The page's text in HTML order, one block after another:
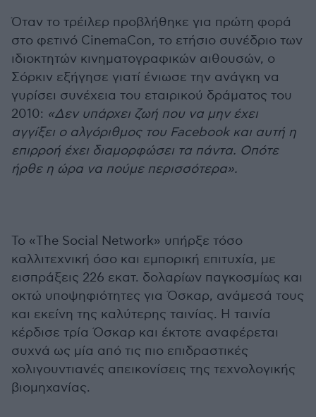
Όταν το τρέιλερ προβλήθηκε για πρώτη φορά
στο φετινό CinemaCon, το ετήσιο συνέδριο των
ιδιοκτητών κινηματογραφικών αιθουσών, ο
Σόρκιν εξήγησε γιατί ένιωσε την ανάγκη να
γυρίσει συνέχεια του εταιρικού δράματος του
2010: «Δεν υπάρχει ζωή που να μην έχει
αγγίξει ο αλγόριθμος του Facebook και αυτή η
επιρροή έχει διαμορφώσει τα πάντα. Οπότε
ήρθε η ώρα να πούμε περισσότερα».
Το «The Social Network» υπήρξε τόσο
καλλιτεχνική όσο και εμπορική επιτυχία, με
εισπράξεις 226 εκατ. δολαρίων παγκοσμίως και
οκτώ υποψηφιότητες για Όσκαρ, ανάμεσά τους
και εκείνη της καλύτερης ταινίας. Η ταινία
κέρδισε τρία Όσκαρ και έκτοτε αναφέρεται
συχνά ως μία από τις πιο επιδραστικές
χολιγουντιανές απεικονίσεις της τεχνολογικής
βιομηχανίας.